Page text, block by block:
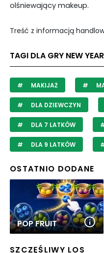
olśniewający makeup.
Treść z informacją
TAGI DLA GRY NEW
MAKIJAŻ
DLA DZIEWCZYN
DLA 7 LATKÓW
DLA 9 LATKÓW
OSTATNIO DODANE
POP FRUIT
SZCZĘŚLIWY LOS